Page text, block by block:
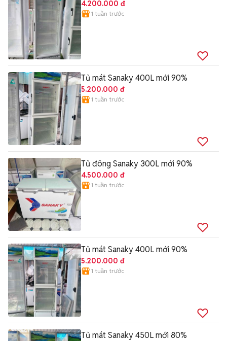
4.200.000 đ
1 tuần trước
Tủ mát Sanaky 400L mới 90%
5.200.000 đ
1 tuần trước
Tủ đông Sanaky 300L mới 90%
4.500.000 đ
1 tuần trước
Tủ mát Sanaky 400L mới 90%
5.200.000 đ
1 tuần trước
Tủ mát Sanaky 450L mới 80%